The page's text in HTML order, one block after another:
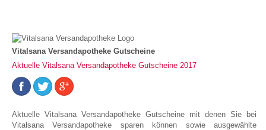
Vitalsana Versandapotheke Gutscheine
Aktuelle Vitalsana Versandapotheke Gutscheine 2017
Aktuelle Vitalsana Versandapotheke Gutscheine mit denen Sie bei
Vitalsana Versandapotheke sparen können sowie ausgewählte